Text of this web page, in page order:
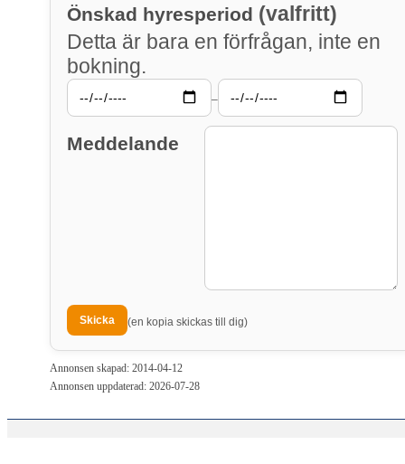
Önskad hyresperiod (valfritt)
Detta är bara en förfrågan, inte en
bokning.
–
Meddelande
(en kopia skickas till dig)
Annonsen skapad: 2014-04-12
Annonsen uppdaterad: 2026-07-28